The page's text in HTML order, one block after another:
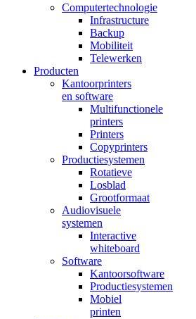
Computertechnologie
Infrastructure
Backup
Mobiliteit
Telewerken
Producten
Kantoorprinters
en software
Multifunctionele
printers
Printers
Copyprinters
Productiesystemen
Rotatieve
Losblad
Grootformaat
Audiovisuele
systemen
Interactive
whiteboard
Software
Kantoorsoftware
Productiesystemen
Mobiel
printen